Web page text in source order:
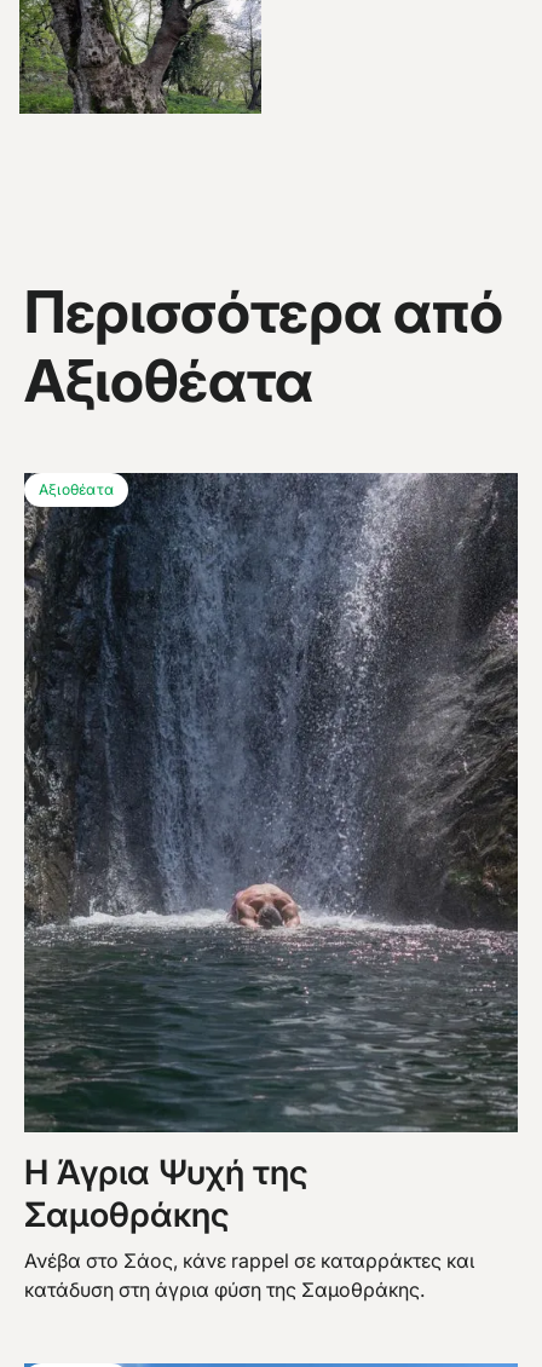
Περισσότερα από
Αξιοθέατα
Αξιοθέατα
Η Άγρια Ψυχή της
Σαμοθράκης
Ανέβα στο Σάος, κάνε rappel σε καταρράκτες και
κατάδυση στη άγρια φύση της Σαμοθράκης.